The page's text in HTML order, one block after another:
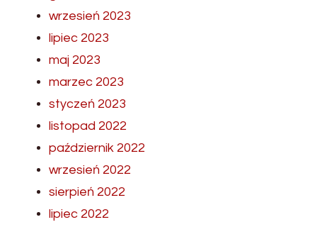
wrzesień 2023
lipiec 2023
maj 2023
marzec 2023
styczeń 2023
listopad 2022
październik 2022
wrzesień 2022
sierpień 2022
lipiec 2022